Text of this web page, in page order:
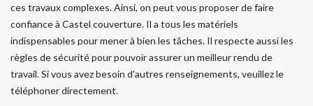
ces travaux complexes. Ainsi, on peut vous proposer de faire
confiance à Castel couverture. Il a tous les matériels
indispensables pour mener à bien les tâches. Il respecte aussi les
règles de sécurité pour pouvoir assurer un meilleur rendu de
travail. Si vous avez besoin d'autres renseignements, veuillez le
téléphoner directement.